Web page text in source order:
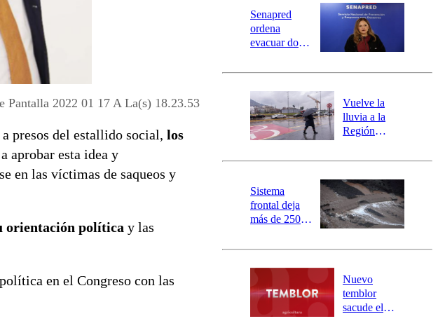
Pantalla 2022 01 17 A La(s) 18.23.53
presos del estallido social, los
aprobar esta idea y
en las víctimas de saqueos y
orientación política y las
en el Congreso con las
Senapred
ordena
evacuar dos
Carahue por
río Damas:
activa
mensajería
SAE
Vuelve la
lluvia a la
Región
este es el
la DMC para
este viernes
Sistema
frontal deja
más de 250
y 317
aisladas entre
Valparaíso y
Los Ríos
Nuevo
temblor
sacude el